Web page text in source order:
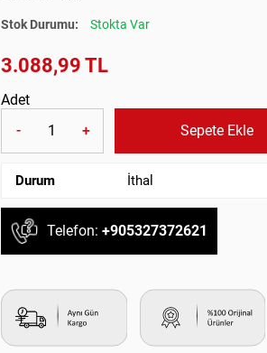
Stok Durumu: Stokta Var
3.088,99 TL
Adet
-
+ Sepete Ekle
Durum İthal
Telefon: +905327372621